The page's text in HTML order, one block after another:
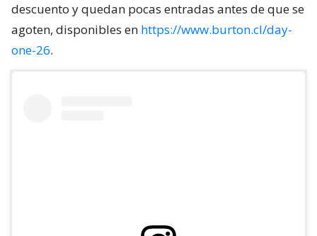
descuento y quedan pocas entradas antes de que se
agoten, disponibles en https://www.burton.cl/day-
one-26.